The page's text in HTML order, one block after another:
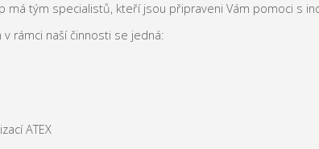
má tým specialistů, kteří jsou připraveni Vám pomoci s
rámci naší činnosti se jedná:
ATEX